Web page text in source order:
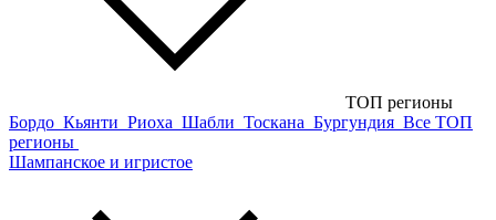
ТОП регионы
Бордо Кьянти Риоха Шабли Тоскана Бургундия Все ТОП
регионы
Шампанское и игристое